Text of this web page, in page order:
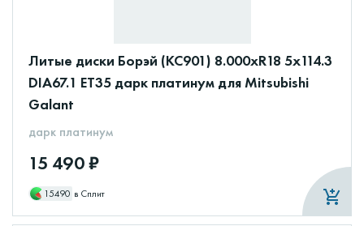
Литые диски Борэй (КС901) 8.000xR18 5x114.3
DIA67.1 ET35 дарк платинум для Mitsubishi
Galant
дарк платинум
15 490 ₽
15490 в Сплит